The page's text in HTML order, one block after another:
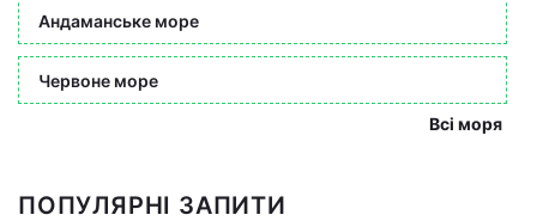
Андаманське море
Червоне море
Всі моря
ПОПУЛЯРНІ ЗАПИТИ